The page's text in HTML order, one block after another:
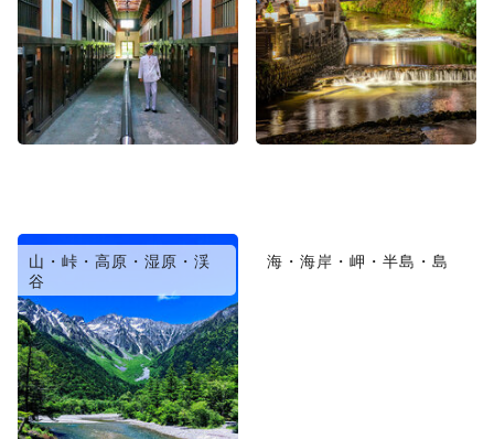
山・峠・高原・湿原・渓
谷
海・海岸・岬・半島・島